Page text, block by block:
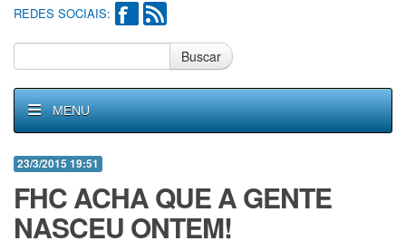
REDES SOCIAIS:
Buscar
MENU
23/3/2015 19:51
FHC ACHA QUE A GENTE
NASCEU ONTEM!